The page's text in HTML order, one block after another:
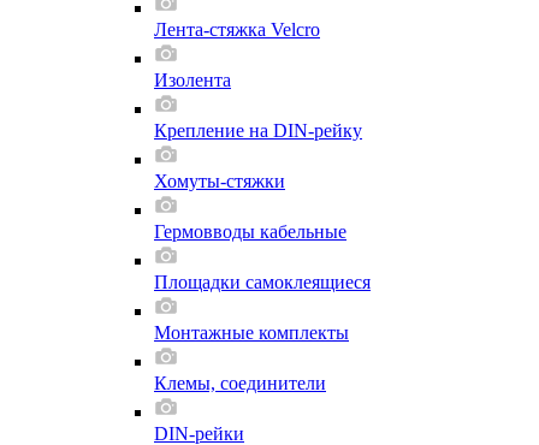
Лента-стяжка Velcro
Изолента
Крепление на DIN-рейку
Хомуты-стяжки
Гермовводы кабельные
Площадки самоклеящиеся
Монтажные комплекты
Клемы, соединители
DIN-рейки